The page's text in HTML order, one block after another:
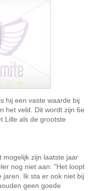
hij een vaste waarde bij
het veld. Dit wordt zijn 6e
Lille als de grootste
mogelijk zijn laatste jaar
nog niet aan: "Het loopt
jaren. Ik sta er ook niet bij
geen goede